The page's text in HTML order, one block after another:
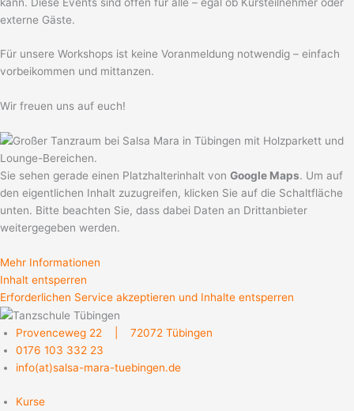
externe Gäste.
Für unsere Workshops ist keine Voranmeldung notwendig – einfach
vorbeikommen und mittanzen.
Wir freuen uns auf euch!
Sie sehen gerade einen Platzhalterinhalt von Google Maps. Um auf
den eigentlichen Inhalt zuzugreifen, klicken Sie auf die Schaltfläche
unten. Bitte beachten Sie, dass dabei Daten an Drittanbieter
weitergegeben werden.
Mehr Informationen
Inhalt entsperren
Erforderlichen Service akzeptieren und Inhalte entsperren
Provenceweg 22 | 72072 Tübingen
0176 103 332 23
info(at)salsa-mara-tuebingen.de
Kurse